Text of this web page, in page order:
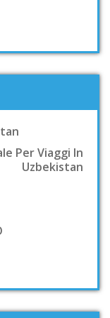
Per Viaggi In
Uzbekistan